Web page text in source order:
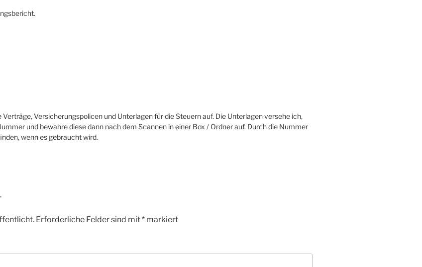
Versicherungspolicen und Unterlagen für die Steuern auf. Die Unterlagen versehe ich,
und bewahre diese dann nach dem Scannen in einer Box / Ordner auf. Durch die Nummer
wenn es gebraucht wird.
Erforderliche Felder sind mit* markiert